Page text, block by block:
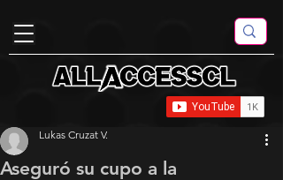
Aseguró su cupo a la
Lukas Cruzat V.